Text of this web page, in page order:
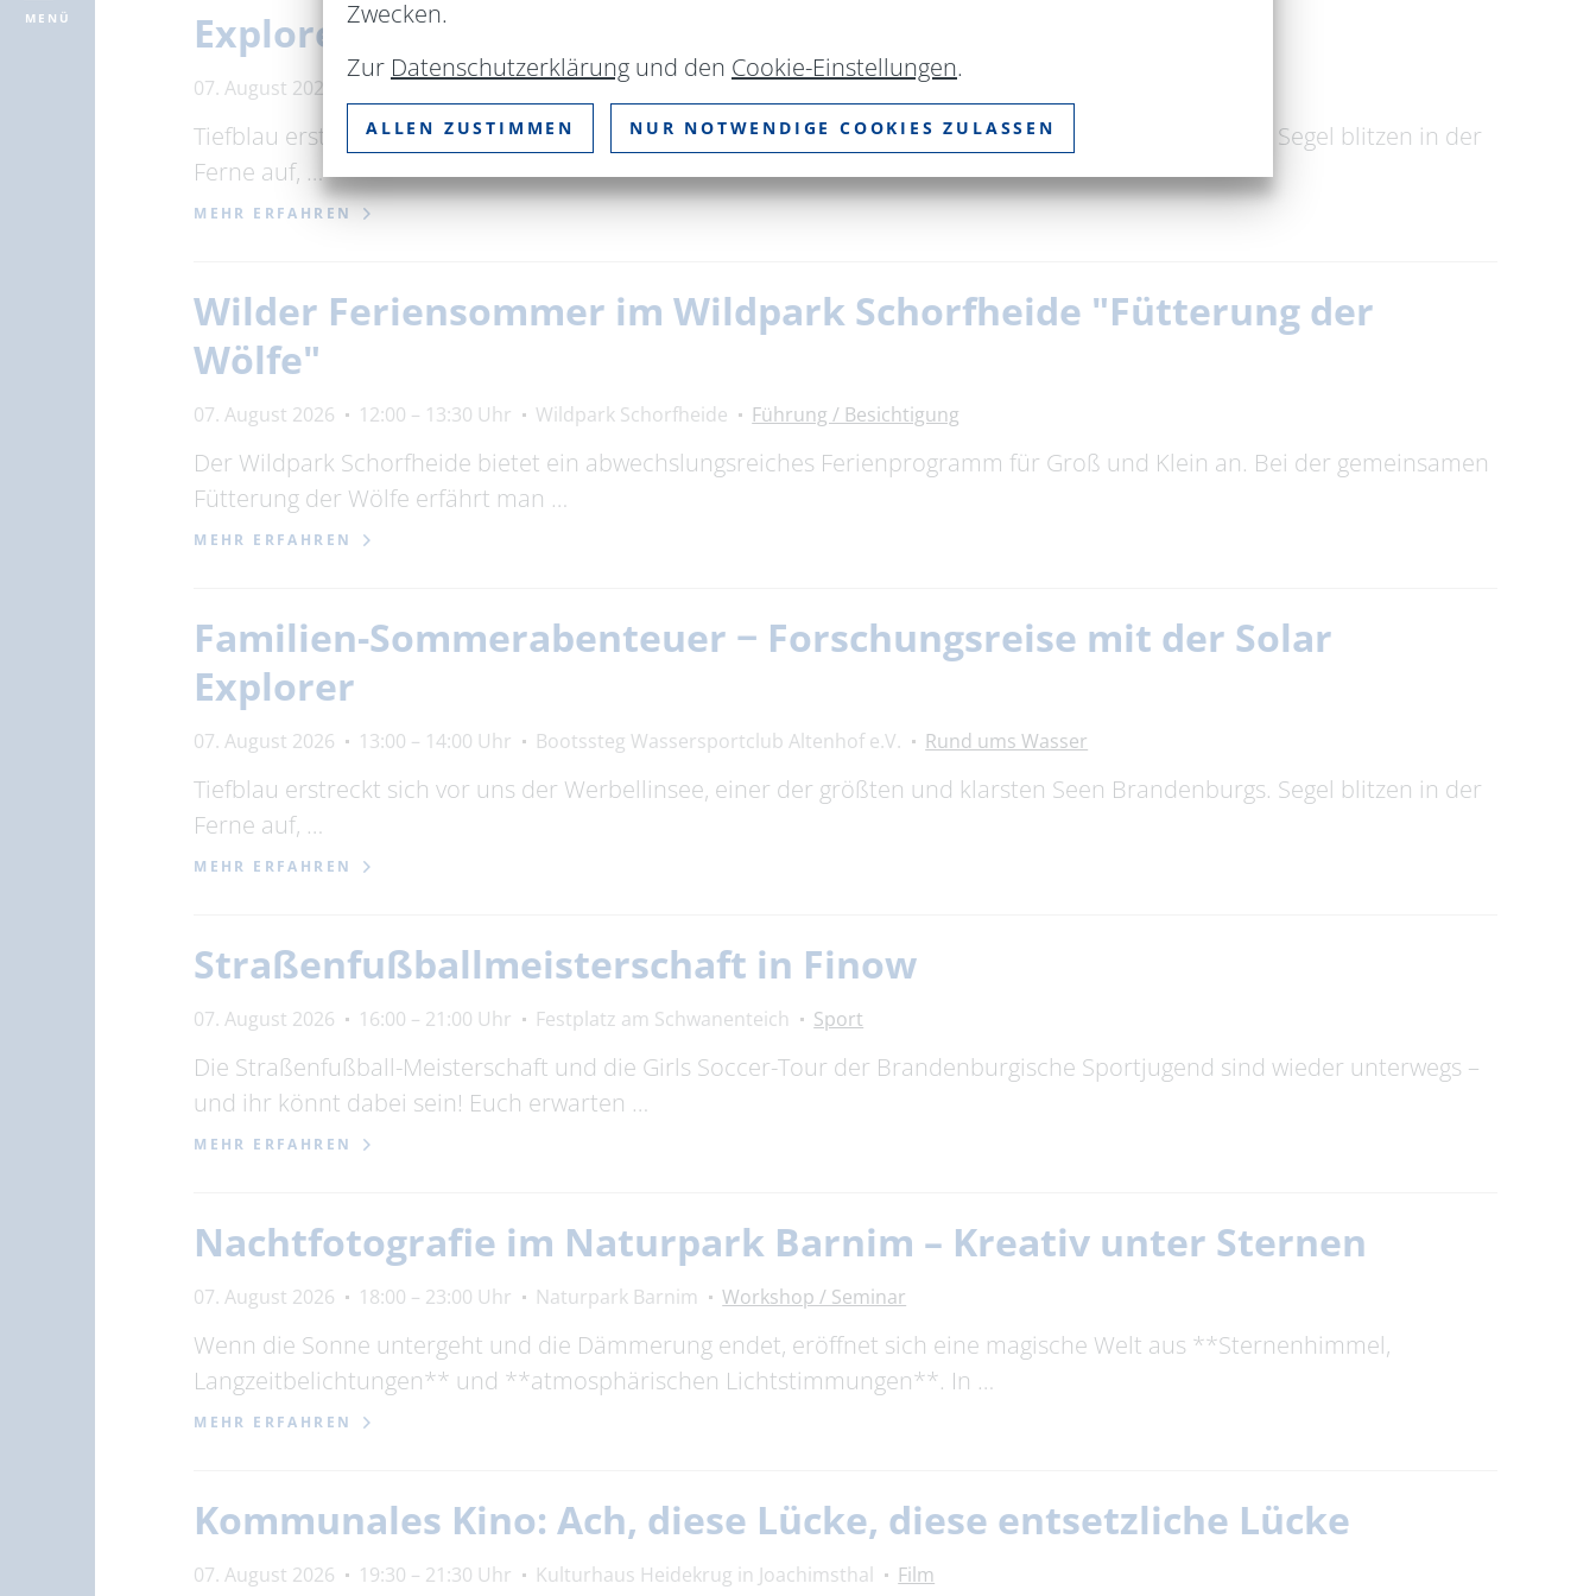
MENÜ
Explorer
07. August 2026 11:00 – 12:00 Uhr Bootssteg Wassersportclub Altenhof e.V. Rund ums Wasser
Tiefblau erstreckt sich vor uns der Werbellinsee, einer der größten und klarsten Seen Brandenburgs. Segel blitzen in der
Ferne auf, …
MEHR ERFAHREN
Wilder Feriensommer im Wildpark Schorfheide "Fütterung der
Wölfe"
07. August 2026 12:00 – 13:30 Uhr Wildpark Schorfheide Führung / Besichtigung
Der Wildpark Schorfheide bietet ein abwechslungsreiches Ferienprogramm für Groß und Klein an. Bei der gemeinsamen
Fütterung der Wölfe erfährt man …
MEHR ERFAHREN
Familien-Sommerabenteuer − Forschungsreise mit der Solar
Explorer
07. August 2026 13:00 – 14:00 Uhr Bootssteg Wassersportclub Altenhof e.V. Rund ums Wasser
Tiefblau erstreckt sich vor uns der Werbellinsee, einer der größten und klarsten Seen Brandenburgs. Segel blitzen in der
Ferne auf, …
MEHR ERFAHREN
Straßenfußballmeisterschaft in Finow
07. August 2026 16:00 – 21:00 Uhr Festplatz am Schwanenteich Sport
Die Straßenfußball-Meisterschaft und die Girls Soccer-Tour der Brandenburgische Sportjugend sind wieder unterwegs –
und ihr könnt dabei sein! Euch erwarten …
MEHR ERFAHREN
Nachtfotografie im Naturpark Barnim – Kreativ unter Sternen
07. August 2026 18:00 – 23:00 Uhr Naturpark Barnim Workshop / Seminar
Wenn die Sonne untergeht und die Dämmerung endet, eröffnet sich eine magische Welt aus **Sternenhimmel,
Langzeitbelichtungen** und **atmosphärischen Lichtstimmungen**. In …
MEHR ERFAHREN
Kommunales Kino: Ach, diese Lücke, diese entsetzliche Lücke
07. August 2026 19:30 – 21:30 Uhr Kulturhaus Heidekrug in Joachimsthal Film
Zwecken.
Zur Datenschutzerklärung und den Cookie-Einstellungen.
ALLEN ZUSTIMMEN NUR NOTWENDIGE COOKIES ZULASSEN